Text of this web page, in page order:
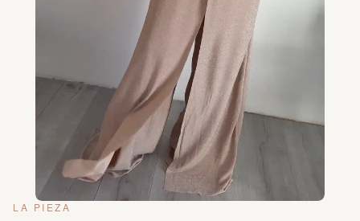
LA PIEZA